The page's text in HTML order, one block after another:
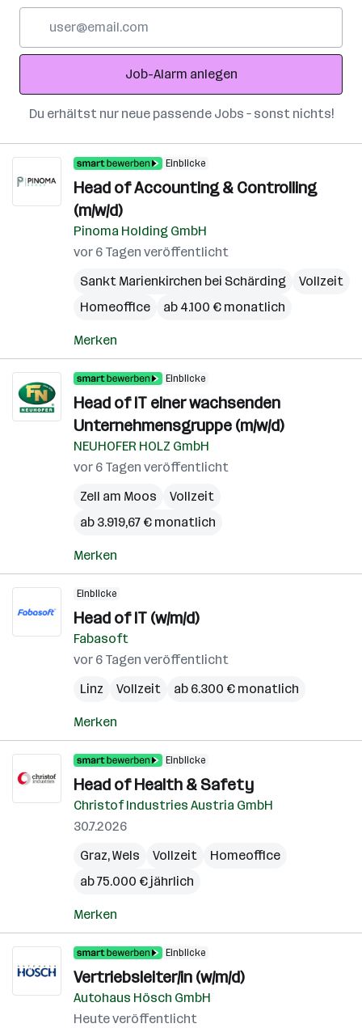
Adresse
Job-Alarm anlegen
Du erhältst nur neue passende Jobs – sonst nichts!
Einblicke
Head of Accounting & Controlling
(m/w/d)
Pinoma Holding GmbH
vor 6 Tagen veröffentlicht
Sankt Marienkirchen bei Schärding
Vollzeit
Homeoffice
ab 4.100 € monatlich
Merken
Einblicke
Head of IT einer wachsenden
Unternehmensgruppe (m/w/d)
NEUHOFER HOLZ GmbH
vor 6 Tagen veröffentlicht
Zell am Moos
Vollzeit
ab 3.919,67 € monatlich
Merken
Einblicke
Head of IT (w/m/d)
Fabasoft
vor 6 Tagen veröffentlicht
Linz
Vollzeit ab 6.300 € monatlich
Merken
Einblicke
Head of Health & Safety
Christof Industries Austria GmbH
30.7.2026
Graz,Wels Vollzeit
Homeoffice
ab 75.000 € jährlich
Merken
Einblicke
Vertriebsleiter/in (w/m/d)
Autohaus Hösch GmbH
Heute veröffentlicht